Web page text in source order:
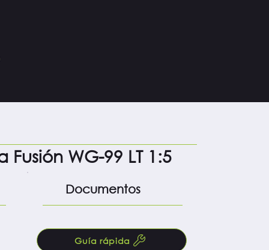
WG-99 LT 1:5
Documentos
Guía rápida